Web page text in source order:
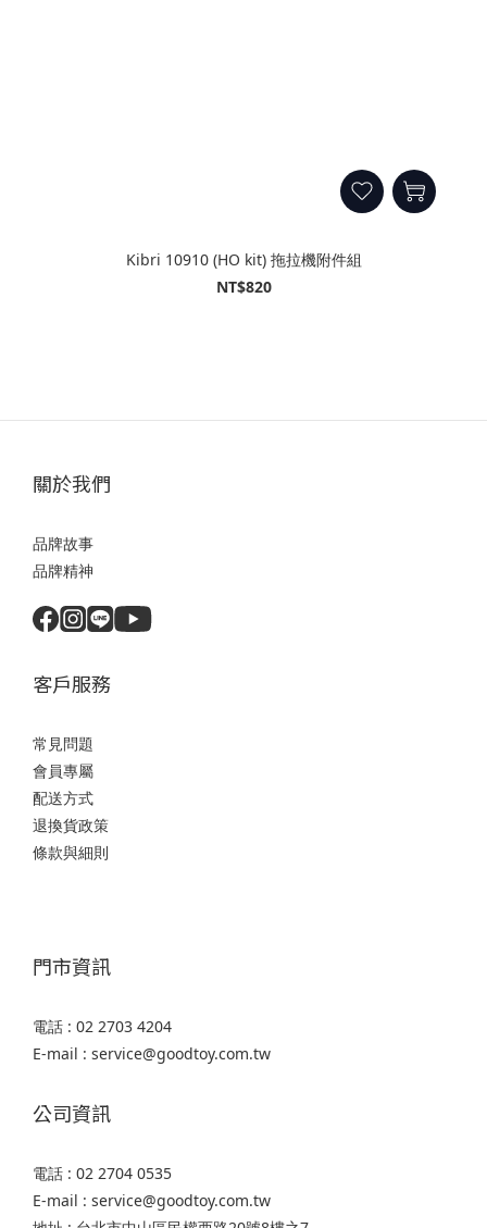
Kibri 10910 (HO kit) 拖拉機附件組
NT$820
關於我們
品牌故事
品牌精神
客戶服務
常見問題
會員專屬
配送方式
退換貨政策
條款與細則
門市資訊
電話 : 02 2703 4204
E-mail : service@goodtoy.com.tw
公司資訊
電話 : 02 2704 0535
E-mail : service@goodtoy.com.tw